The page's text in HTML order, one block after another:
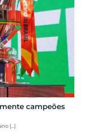
campeões
[...]